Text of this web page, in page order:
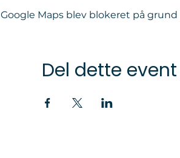
Google Maps blev blokeret på
Del dette event